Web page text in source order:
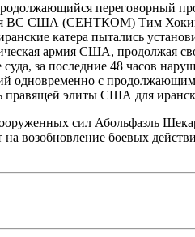
переговорный
ВС США (СЕНТКОМ) Тим
катера пытались
армия США, продолжая
за последние 48 часов
одновременно с
правящей элиты США для
сил Абольфазль
возобновление боевых